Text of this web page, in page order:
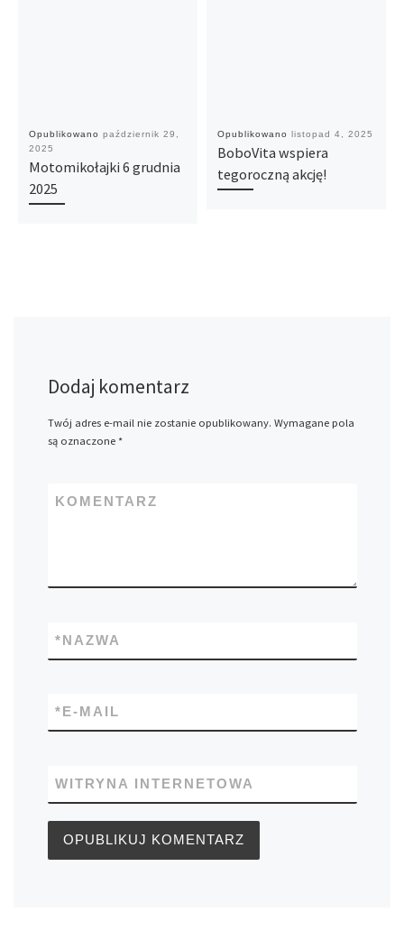
Opublikowano październik 29,
2025
Motomikołajki 6 grudnia
2025
Opublikowano listopad 4, 2025
BoboVita wspiera
tegoroczną akcję!
Dodaj komentarz
Twój adres e-mail nie zostanie opublikowany. Wymagane pola
są oznaczone *
KOMENTARZ
NAZWA
*
E-MAIL
*
WITRYNA INTERNETOWA